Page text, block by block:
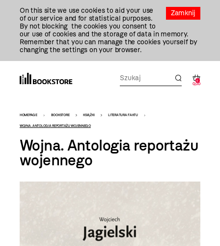
Zamknij
On this site we use cookies to aid your use
of our service and for statistical purposes.
By not blocking the cookies you consent to
our use of cookies and the storage of data in memory.
Remember that you can manage the cookies yourself by
changing the settings on your browser.
0
0,00
Bookstore
-
szablon
szczegóły
HOMEPAGE BOOKSTORE KSIĄŻKI LITERATURA FAKTU
WOJNA. ANTOLOGIA REPORTAŻU WOJENNEGO
Wojna. Antologia reportażu
wojennego